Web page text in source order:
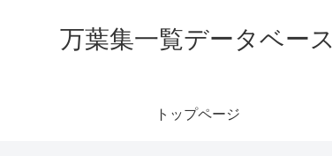
万葉集一覧データベース
トップページ